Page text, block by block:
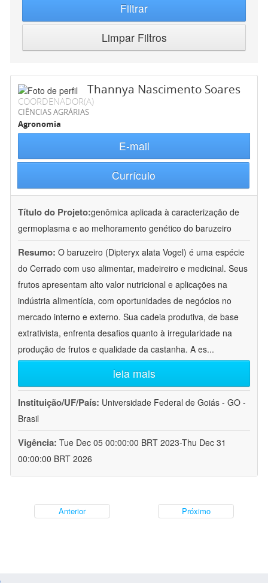
Filtrar
Limpar Filtros
Thannya Nascimento Soares
COORDENADOR(A)
CIÊNCIAS AGRÁRIAS
Agronomia
E-mail
Currículo
Título do Projeto:genômica aplicada à caracterização de
germoplasma e ao melhoramento genético do baruzeiro
Resumo: O baruzeiro (Dipteryx alata Vogel) é uma espécie
do Cerrado com uso alimentar, madeireiro e medicinal. Seus
frutos apresentam alto valor nutricional e aplicações na
indústria alimentícia, com oportunidades de negócios no
mercado interno e externo. Sua cadeia produtiva, de base
extrativista, enfrenta desafios quanto à irregularidade na
produção de frutos e qualidade da castanha. A es...
leia mais
Instituição/UF/País: Universidade Federal de Goiás - GO -
Brasil
Vigência: Tue Dec 05 00:00:00 BRT 2023-Thu Dec 31
00:00:00 BRT 2026
Anterior Próximo